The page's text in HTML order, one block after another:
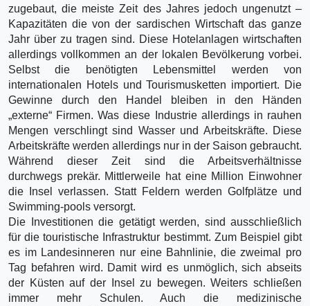
zugebaut, die meiste Zeit des Jahres jedoch ungenutzt –
Kapazitäten die von der sardischen Wirtschaft das ganze
Jahr über zu tragen sind. Diese Hotelanlagen wirtschaften
allerdings vollkommen an der lokalen Bevölkerung vorbei.
Selbst die benötigten Lebensmittel werden von
internationalen Hotels und Tourismusketten importiert. Die
Gewinne durch den Handel bleiben in den Händen
„externe“ Firmen. Was diese Industrie allerdings in rauhen
Mengen verschlingt sind Wasser und Arbeitskräfte. Diese
Arbeitskräfte werden allerdings nur in der Saison gebraucht.
Während dieser Zeit sind die Arbeitsverhältnisse
durchwegs prekär. Mittlerweile hat eine Million Einwohner
die Insel verlassen. Statt Feldern werden Golfplätze und
Swimming-pools versorgt.
Die Investitionen die getätigt werden, sind ausschließlich
für die touristische Infrastruktur bestimmt. Zum Beispiel gibt
es im Landesinneren nur eine Bahnlinie, die zweimal pro
Tag befahren wird. Damit wird es unmöglich, sich abseits
der Küsten auf der Insel zu bewegen. Weiters schließen
immer mehr Schulen. Auch die medizinische